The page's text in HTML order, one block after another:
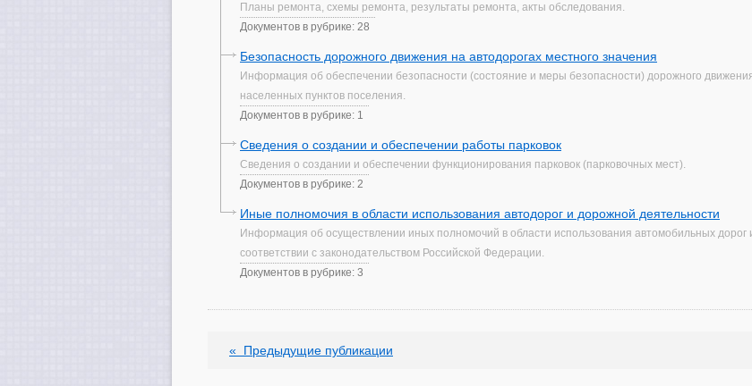
Планы ремонта, схемы ремонта, результаты ремонта, акты обследования.
Документов в рубрике: 28
Безопасность дорожного движения на автодорогах местного значения
Информация об обеспечении безопасности (состояние и меры безопасности) дорожного
населенных пунктов поселения.
Документов в рубрике: 1
Сведения о создании и обеспечении работы парковок
Сведения о создании и обеспечении функционирования парковок (парковочных мест).
Документов в рубрике: 2
Иные полномочия в области использования автодорог и дорожной деятельности
Информация об осуществлении иных полномочий в области использования автомобильных
соответствии с законодательством Российской Федерации.
Документов в рубрике: 3
« Предыдущие публикации